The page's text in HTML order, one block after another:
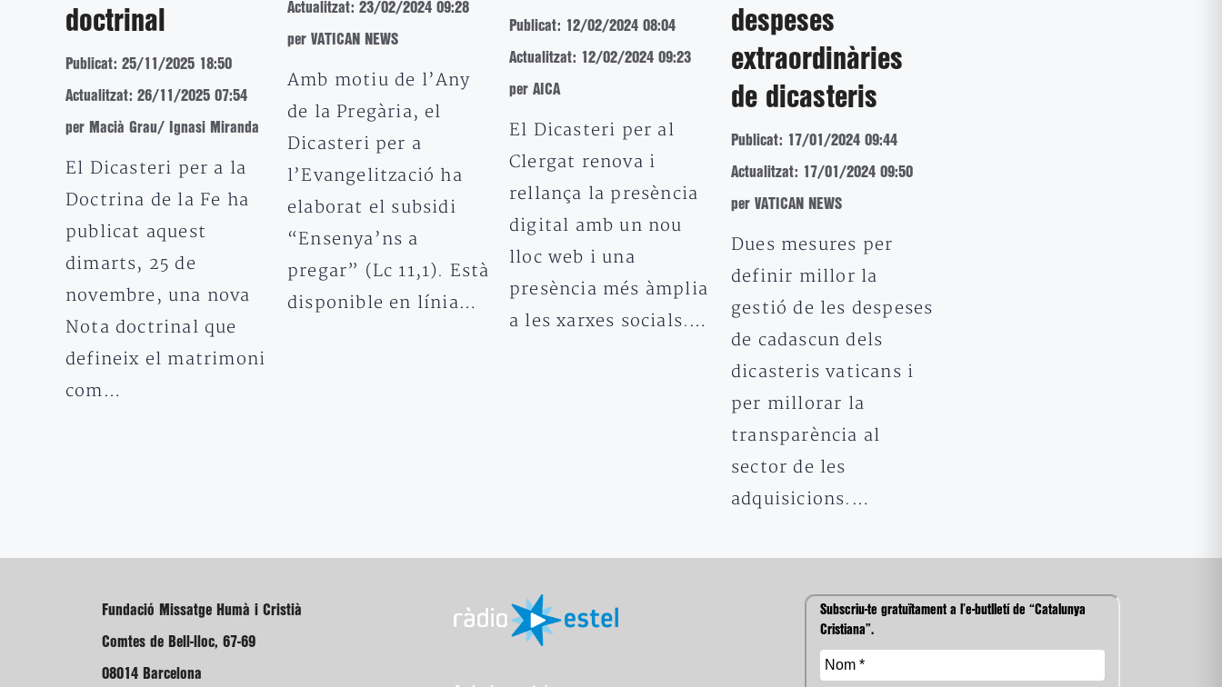
doctrinal
Publicat: 25/11/2025 18:50
Actualitzat: 26/11/2025 07:54
per Macià Grau/ Ignasi Miranda
El Dicasteri per a la
Doctrina de la Fe ha
publicat aquest
dimarts, 25 de
novembre, una nova
Nota doctrinal que
defineix el matrimoni
com…
Actualitzat: 23/02/2024 09:28
per VATICAN NEWS
Amb motiu de l’Any
de la Pregària, el
Dicasteri per a
l’Evangelització ha
elaborat el subsidi
“Ensenya’ns a
pregar” (Lc 11,1). Està
disponible en línia…
Publicat: 12/02/2024 08:04
Actualitzat: 12/02/2024 09:23
per AICA
El Dicasteri per al
Clergat renova i
rellança la presència
digital amb un nou
lloc web i una
presència més àmplia
a les xarxes socials.…
despeses
extraordinàries
de dicasteris
Publicat: 17/01/2024 09:44
Actualitzat: 17/01/2024 09:50
per VATICAN NEWS
Dues mesures per
definir millor la
gestió de les despeses
de cadascun dels
dicasteris vaticans i
per millorar la
transparència al
sector de les
adquisicions.…
Fundació Missatge Humà i Cristià
Comtes de Bell-lloc, 67-69
08014 Barcelona
Subscriu-te gratuïtament a l’e-butlletí de “Catalunya
Cristiana”.